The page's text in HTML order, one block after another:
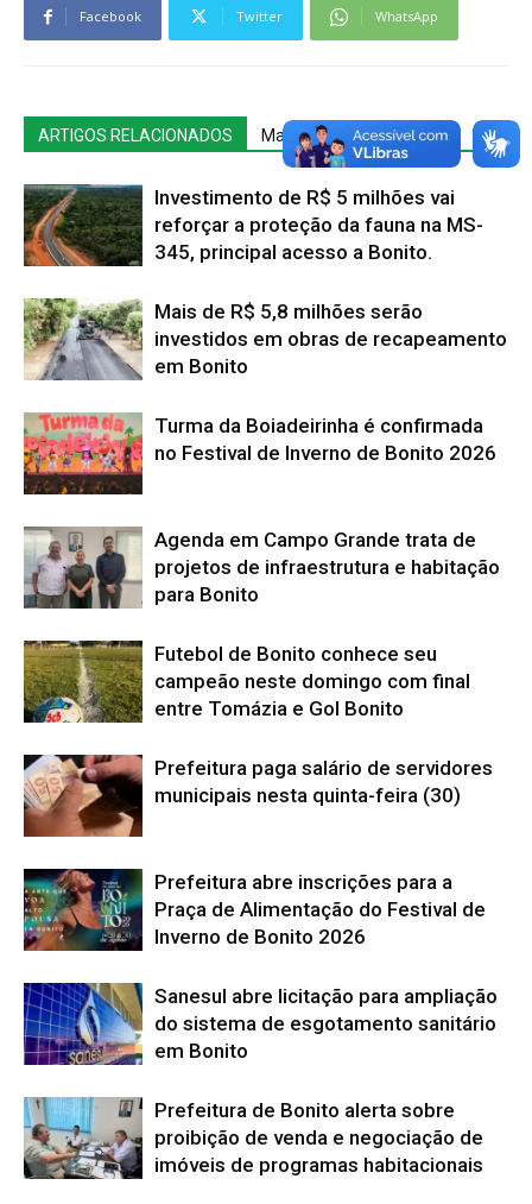
Facebook Twitter WhatsApp
ARTIGOS RELACIONADOS Mais do autor
Investimento de R$ 5 milhões vai
reforçar a proteção da fauna na MS-
345, principal acesso a Bonito.
Mais de R$ 5,8 milhões serão
investidos em obras de recapeamento
em Bonito
Turma da Boiadeirinha é confirmada
no Festival de Inverno de Bonito 2026
Agenda em Campo Grande trata de
projetos de infraestrutura e habitação
para Bonito
Futebol de Bonito conhece seu
campeão neste domingo com final
entre Tomázia e Gol Bonito
Prefeitura paga salário de servidores
municipais nesta quinta-feira (30)
Prefeitura abre inscrições para a
Praça de Alimentação do Festival de
Inverno de Bonito 2026
Sanesul abre licitação para ampliação
do sistema de esgotamento sanitário
em Bonito
Prefeitura de Bonito alerta sobre
proibição de venda e negociação de
imóveis de programas habitacionais